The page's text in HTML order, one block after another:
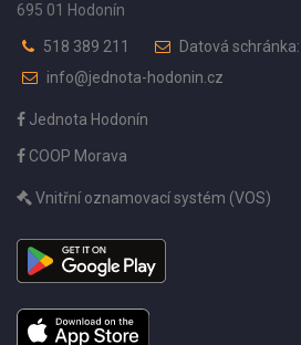
695 01 Hodonín
518 389 211
Datová
info@jednota-hodonin.cz
Jednota Hodonín
COOP Morava
Vnitřní oznamovací systém (VOS)